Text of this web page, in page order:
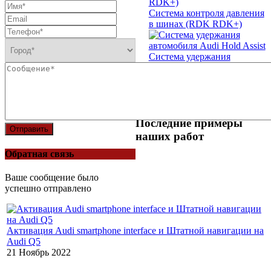
Отправить
Обратная связь
Ваше сообщение было
успешно отправлено
Система контроля давления
в шинах (RDK RDK+)
Система удержания
Последние примеры
наших работ
Активация Audi smartphone interface и Штатной навигации на
Audi Q5
21 Ноябрь 2022